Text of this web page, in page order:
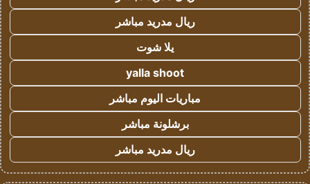
ريال مدريد مباشر
يلا شوت
yalla shoot
مباريات اليوم مباشر
برشلونة مباشر
ريال مدريد مباشر